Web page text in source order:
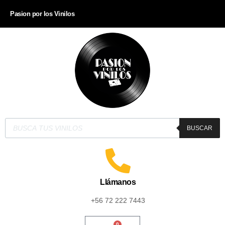
Pasion por los Vinilos
BUSCAR
Llámanos
+56 72 222 7443